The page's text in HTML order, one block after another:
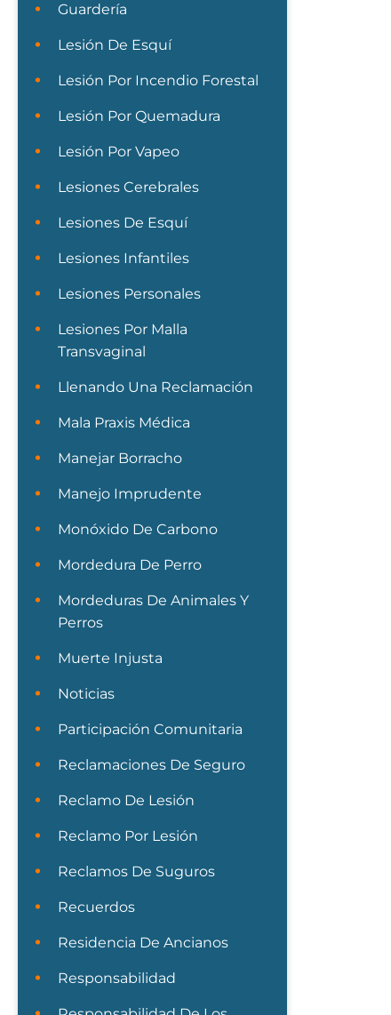
Guardería
Lesión De Esquí
Lesión Por Incendio Forestal
Lesión Por Quemadura
Lesión Por Vapeo
Lesiones Cerebrales
Lesiones De Esquí
Lesiones Infantiles
Lesiones Personales
Lesiones Por Malla
Transvaginal
Llenando Una Reclamación
Mala Praxis Médica
Manejar Borracho
Manejo Imprudente
Monóxido De Carbono
Mordedura De Perro
Mordeduras De Animales Y
Perros
Muerte Injusta
Noticias
Participación Comunitaria
Reclamaciones De Seguro
Reclamo De Lesión
Reclamo Por Lesión
Reclamos De Suguros
Recuerdos
Residencia De Ancianos
Responsabilidad